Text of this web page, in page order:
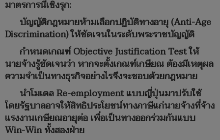
มาตรการนี้เชิงรุก:
บัญญัติกฎหมายห้ามเลือกปฏิบัติทางอายุ (Anti-Age
Discrimination) ให้ชัดเจนในระดับพระราชบัญญัติ
กำหนดเกณฑ์ Objective Justification Test ให้
นายจ้างรู้ชัดเจนว่า หากจะตั้งเกณฑ์เกษียณ ต้องมีเหตุผล
ความจำเป็นทางธุรกิจอย่างไรจึงจะชอบด้วยกฎหมาย
นำโมเดล Re-employment แบบญี่ปุ่นมาปรับใช้
โดยรัฐบาลอาจให้สิทธิประโยชน์ทางภาษีแก่นายจ้างที่จ้าง
แรงงานเกษียณอายุต่อ เพื่อเป็นทางออกร่วมกันแบบ
Win-Win ทั้งสองฝ่าย